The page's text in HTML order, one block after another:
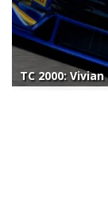
TC 2000: